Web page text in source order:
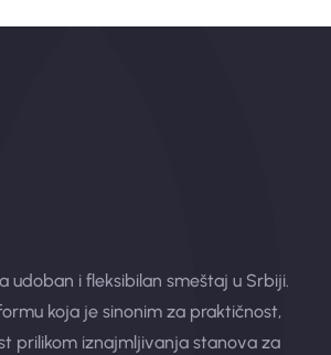
udoban i fleksibilan smeštaj u Srbiji.
koja je sinonim za praktičnost,
prilikom iznajmljivanja stanova za